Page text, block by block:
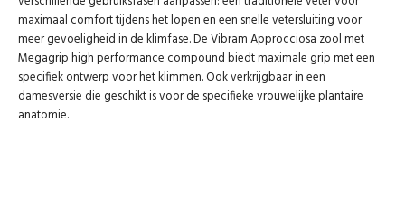
maximaal comfort tijdens het lopen en een snelle vetersluiting voor
meer gevoeligheid in de klimfase. De Vibram Approcciosa zool met
Megagrip high performance compound biedt maximale grip met een
specifiek ontwerp voor het klimmen. Ook verkrijgbaar in een
damesversie die geschikt is voor de specifieke vrouwelijke plantaire
anatomie.